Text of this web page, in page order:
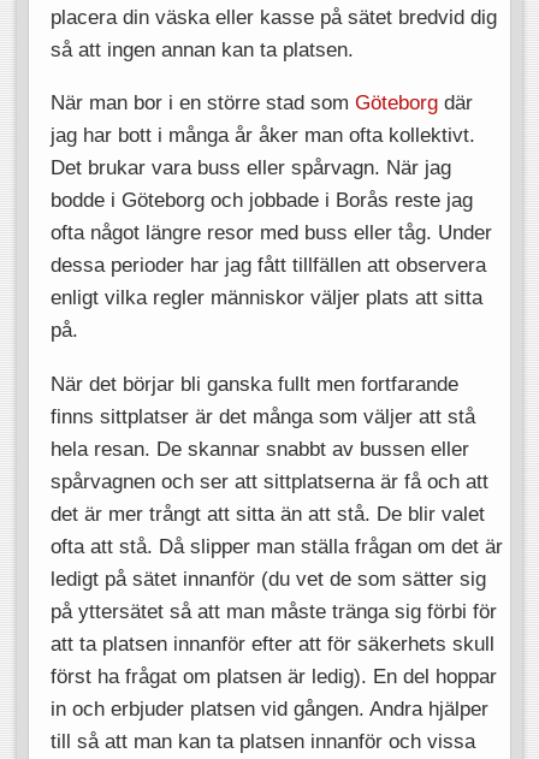
placera din väska eller kasse på sätet bredvid dig
så att ingen annan kan ta platsen.
När man bor i en större stad som Göteborgdär
jag har bott i många år åker man ofta kollektivt.
Det brukar vara buss eller spårvagn. När jag
bodde i Göteborg och jobbade i Borås reste jag
ofta något längre resor med buss eller tåg. Under
dessa perioder har jag fått tillfällen att observera
enligt vilka regler människor väljer plats att sitta
på.
När det börjar bli ganska fullt men fortfarande
finns sittplatser är det många som väljer att stå
hela resan. De skannar snabbt av bussen eller
spårvagnen och ser att sittplatserna är få och att
det är mer trångt att sitta än att stå. De blir valet
ofta att stå. Då slipper man ställa frågan om det är
ledigt på sätet innanför (du vet de som sätter sig
på yttersätet så att man måste tränga sig förbi för
att ta platsen innanför efter att för säkerhets skull
först ha frågat om platsen är ledig). En del hoppar
in och erbjuder platsen vid gången. Andra hjälper
till så att man kan ta platsen innanför och vissa